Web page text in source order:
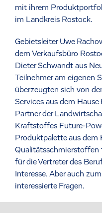
mit ihrem
im Landkreis Rostock.
Gebietsleiter Uwe
dem Verkaufsbüro
Dieter Schwandt aus
Teilnehmer am eigenen
überzeugten sich von
Services aus dem Hause
Partner der
Kraftstoffes Future-
Produktpalette aus dem
Qualitätsschmierstoffen
für die Vertreter des
Interesse. Aber auch
interessierte Fragen.